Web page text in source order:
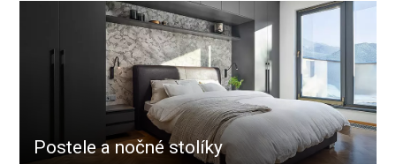
Postele a nočné stolíky